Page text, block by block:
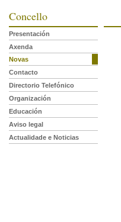
Concello
Presentación
Axenda
Novas
Contacto
Directorio Telefónico
Organización
Educación
Aviso legal
Actualidade e Noticias